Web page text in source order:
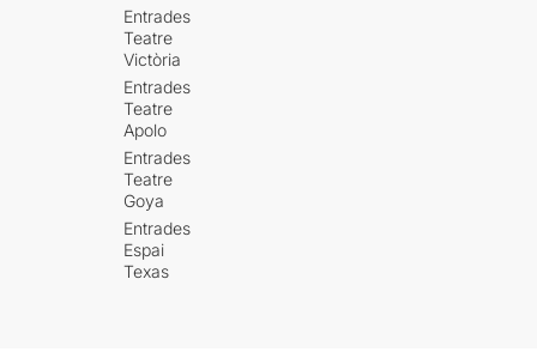
Entrades
Teatre
Victòria
Entrades
Teatre
Apolo
Entrades
Teatre
Goya
Entrades
Espai
Texas